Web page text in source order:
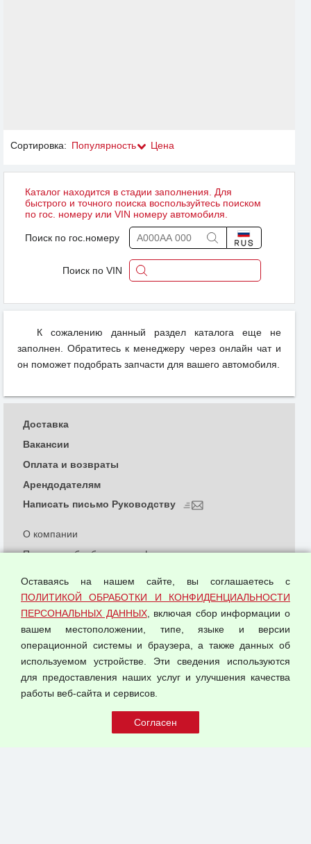
Сортировка: Популярность Цена
Каталог находится в стадии заполнения. Для
быстрого и точного поиска воспользуйтесь поиском
по гос. номеру или VIN номеру автомобиля.
Поиск по гос.номеру
Поиск по VIN
К сожалению данный раздел каталога еще не
заполнен. Обратитесь к менеджеру через онлайн чат и
он поможет подобрать запчасти для вашего автомобиля.
© 2026 ООО "Феникс"
О компании
Политика обработки и конфиденциальности
Согласием на обработку персональных данных
Оферта оптовой купли-продажи
Публичная оферта
Доставка
Вакансии
Оплата и возвраты
Арендодателям
Написать письмо Руководству
Оставаясь на нашем сайте, вы соглашаетесь с
ПОЛИТИКОЙ ОБРАБОТКИ И КОНФИДЕНЦИАЛЬНОСТИ
ПЕРСОНАЛЬНЫХ ДАННЫХ, включая сбор информации о
вашем местоположении, типе, языке и версии
операционной системы и браузера, а также данных об
используемом устройстве. Эти сведения используются
для предоставления наших услуг и улучшения качества
работы веб-сайта и сервисов.